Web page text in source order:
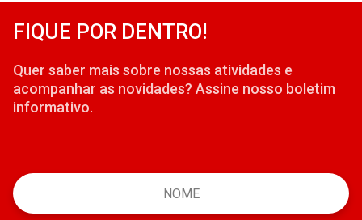
FIQUE POR DENTRO!
Quer saber mais sobre nossas atividades e
acompanhar as novidades? Assine nosso boletim
informativo.